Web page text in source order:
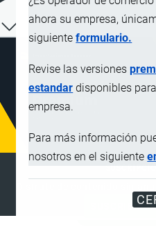
ahora su empresa,
siguienteformulario.
Revise las versiones
estandar disponibles
empresa.
Para más información
nosotros en el siguiente
SUSCRIBIRSE